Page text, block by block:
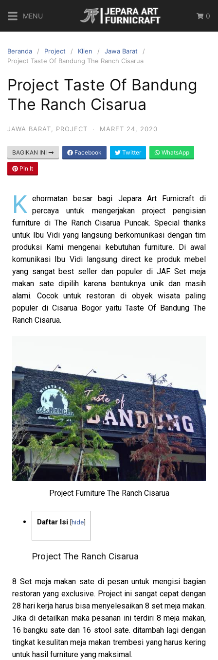
MENU 0
Beranda Project Klien
Jawa Barat
Project Taste Of Bandung The Ranch Cisarua
Project Taste Of Bandung
The Ranch Cisarua
JAWA BARAT PROJECT · MARET 24, 2020
BAGIKAN INI Facebook Twitter WhatsApp
Pin It
K ehormatan besar bagi Jepara Art Furnicraft di
percaya untuk mengerjakan project pengisian
furniture di The Ranch Cisarua Puncak. Special thanks
untuk Ibu Vidi yang langsung berkomunikasi dengan tim
produksi Kami mengenai kebutuhan furniture. Di awal
komunikasi Ibu Vidi langsung direct ke produk mebel
yang sangat best seller dan populer di JAF. Set meja
makan sate dipilih karena bentuknya unik dan masih
alami. Cocok untuk restoran di obyek wisata paling
populer di Cisarua Bogor yaitu Taste Of Bandung The
Ranch Cisarua.
Project Furniture The Ranch Cisarua
Daftar Isi [hide]
Project The Ranch Cisarua
8 Set meja makan sate di pesan untuk mengisi bagian
restoran yang exclusive. Project ini sangat cepat dengan
28 hari kerja harus bisa menyelesaikan 8 set meja makan.
Jika di detailkan maka pesanan ini terdiri 8 meja makan,
16 bangku sate dan 16 stool sate. ditambah lagi dengan
tingkat kesulitan meja makan trembesi yang harus kering
untuk hasil furniture yang maksimal.